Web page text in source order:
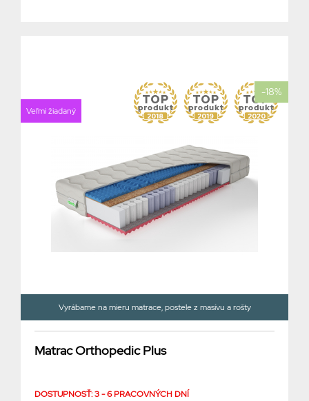
-18%
Veľmi žiadaný
Vyrábame na mieru matrace, postele z masívu a rošty
Matrac Orthopedic Plus
DOSTUPNOSŤ: 3 - 6 PRACOVNÝCH DNÍ